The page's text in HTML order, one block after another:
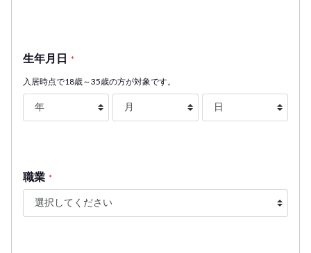
生年月日 *
入居時点で18歳～35歳の方が対象です。
職業 *